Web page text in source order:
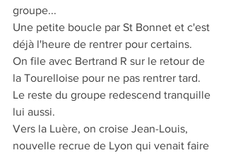
groupe...
Une petite boucle par St Bonnet et c'est
déjà l'heure de rentrer pour certains.
On file avec Bertrand R sur le retour de
la Tourelloise pour ne pas rentrer tard.
Le reste du groupe redescend tranquille
lui aussi.
Vers la Luère, on croise Jean-Louis,
nouvelle recrue de Lyon qui venait faire